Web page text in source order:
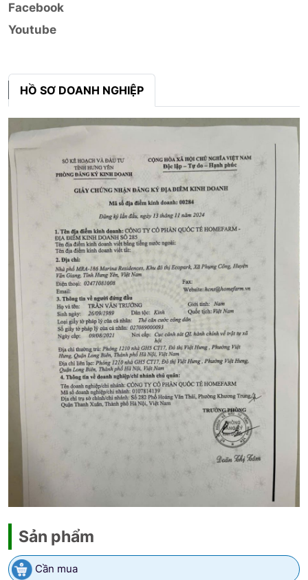
Facebook
Youtube
HỒ SƠ DOANH NGHIỆP
Sản phẩm
Cần mua